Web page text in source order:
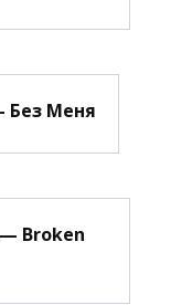
Без Меня
Broken